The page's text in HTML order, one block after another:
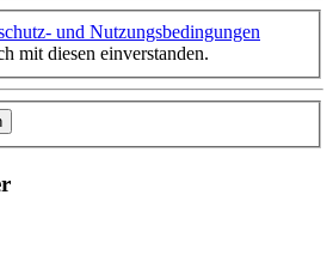
und Nutzungsbedingungen
mit diesen einverstanden.